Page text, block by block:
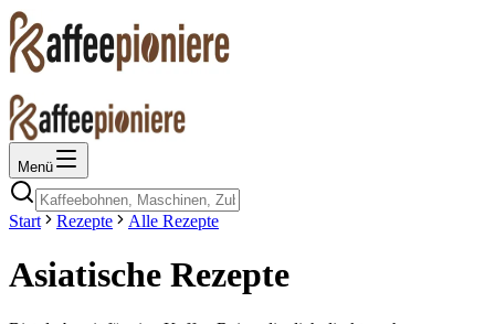
Menü
Start Rezepte Alle Rezepte
Asiatische Rezepte